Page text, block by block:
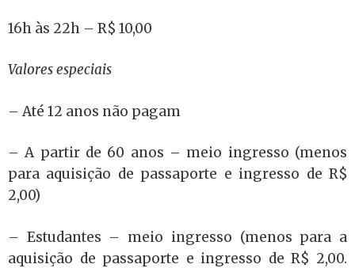
16h às 22h – R$ 10,00
Valores especiais
– Até 12 anos não pagam
– A partir de 60 anos – meio ingresso (menos
para aquisição de passaporte e ingresso de R$
2,00)
– Estudantes – meio ingresso (menos para a
aquisição de passaporte e ingresso de R$ 2,00.